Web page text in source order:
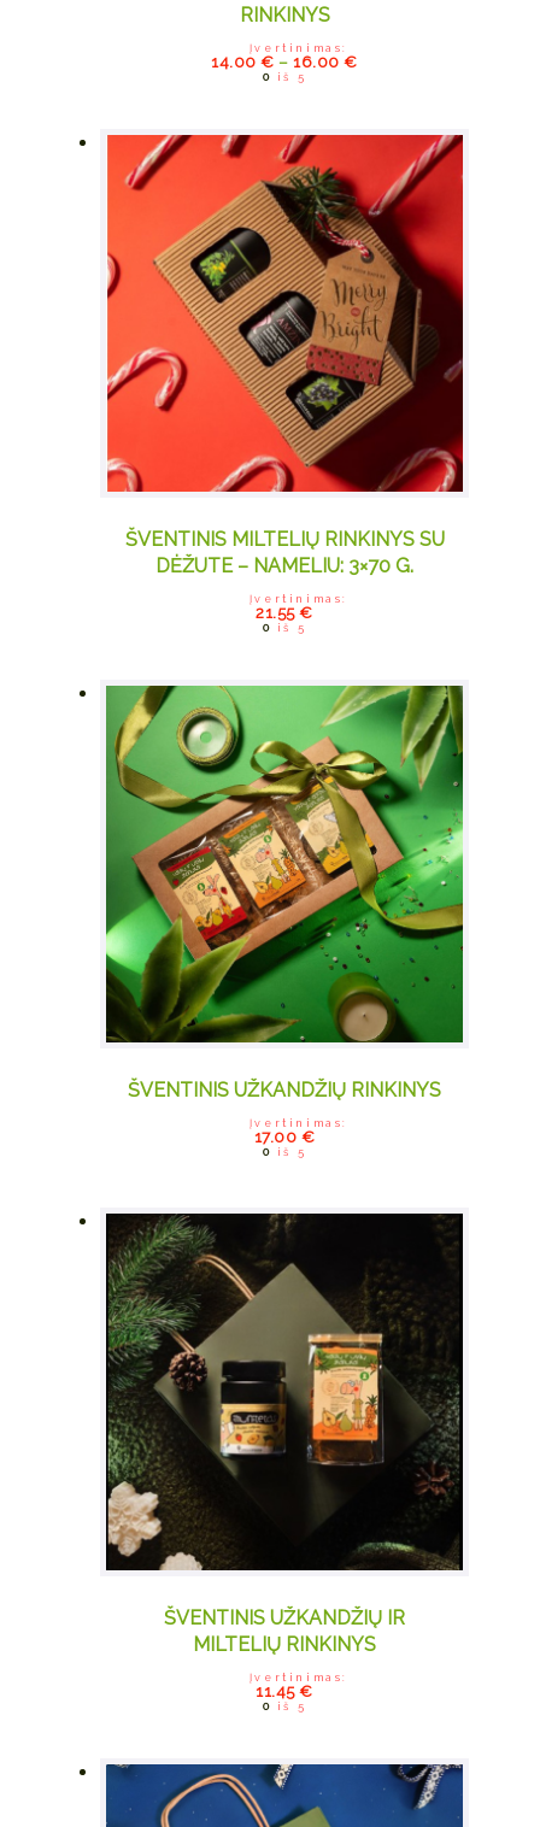
RINKINYS
Įvertinimas:
0 iš 5
14.00€ –16.00€
multiple
variants.
The
options
may be
chosen on
the
product
page
ŠVENTINIS MILTELIŲ RINKINYS SU
DĖŽUTE – NAMELIU: 3×70 G.
Įvertinimas:
0 iš 5
21.55€
ŠVENTINIS UŽKANDŽIŲ RINKINYS
Įvertinimas:
0 iš 5
17.00 €
options may be
chosen on the
product page
ŠVENTINIS UŽKANDŽIŲ IR
MILTELIŲ RINKINYS
Įvertinimas:
0 iš 5
11.45€